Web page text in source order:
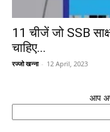
11 चीजें जो SSB
चाहिए...
रज्जो खन्ना - 12 April, 2023
आप